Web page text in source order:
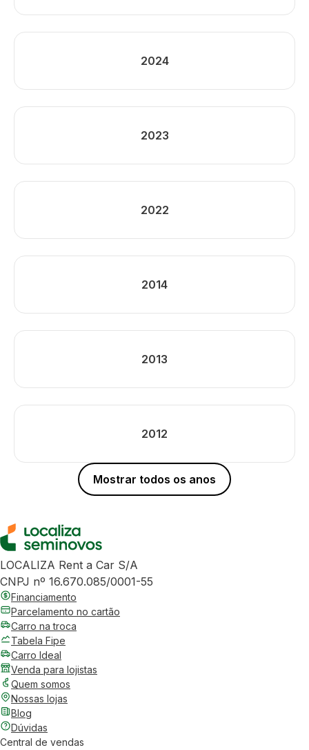
2024
2023
2022
2014
2013
2012
Mostrar todos os anos
LOCALIZA Rent a Car S/A
CNPJ nº 16.670.085/0001-55
Financiamento
Parcelamento no cartão
Carro na troca
Tabela Fipe
Carro Ideal
Venda para lojistas
Quem somos
Nossas lojas
Blog
Dúvidas
Central de vendas